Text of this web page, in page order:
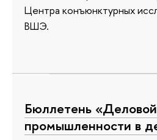
Центра конъюнктурных
ВШЭ.
Бюллетень
промышленности в